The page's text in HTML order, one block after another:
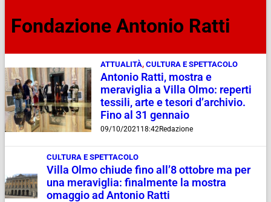
Fondazione Antonio Ratti
ATTUALITÀ, CULTURA E SPETTACOLO
Antonio Ratti, mostra e
meraviglia a Villa Olmo: reperti
tessili, arte e tesori d’archivio.
Fino al 31 gennaio
09/10/2021 18:42Redazione
CULTURA E SPETTACOLO
Villa Olmo chiude fino all’8 ottobre ma per
una meraviglia: finalmente la mostra
omaggio ad Antonio Ratti